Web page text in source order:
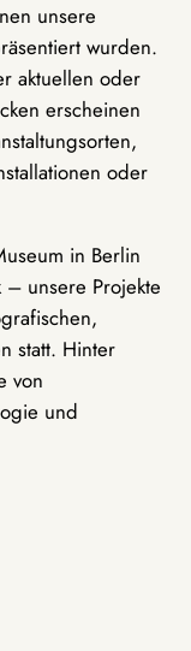
unsere
wurden.
aktuellen oder
erscheinen
oder
in Berlin
unsere Projekte
statt. Hinter
von
und